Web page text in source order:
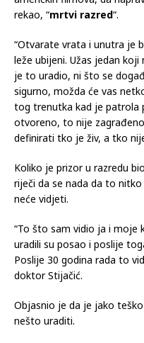
Dr. Stijačić je rekao da je
američkih filmova, da
rekao, “mrtvi razred“.
“Otvarate vrata i unutra je
leže ubijeni. Užas jedan
je to uradio, ni što se
sigurno, možda će vas
otvoreno, to nije
definirati tko je živ, a tko
riječi da se nada da to
neće vidjeti.
“To što sam vidio ja i moje
Poslije 30 godina rada to
doktor Stijačić.